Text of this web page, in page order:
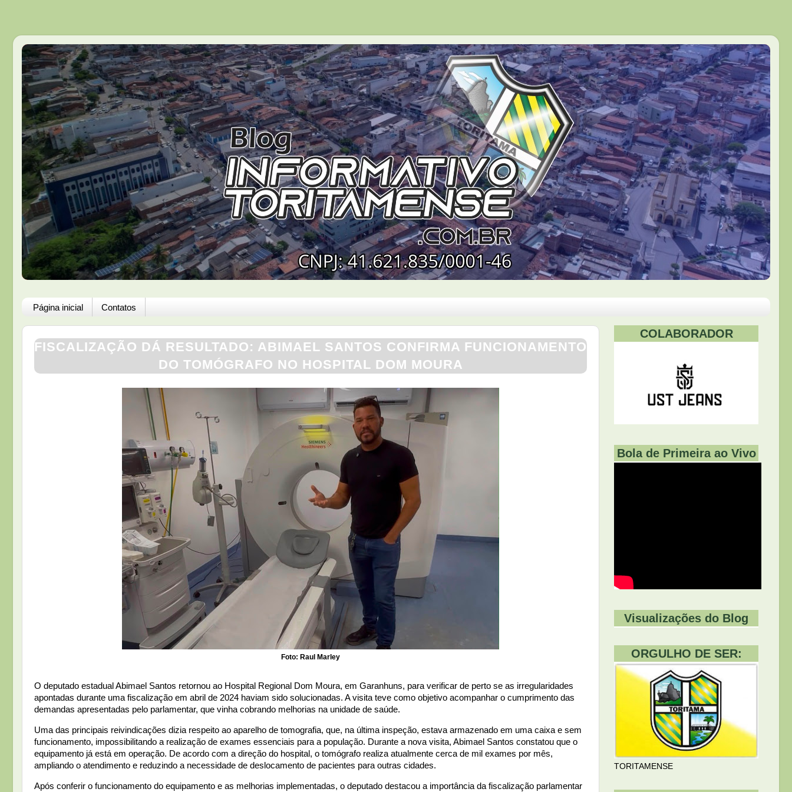
Página inicial Contatos
FISCALIZAÇÃO DÁ RESULTADO: ABIMAEL SANTOS CONFIRMA FUNCIONAMENTO
DO TOMÓGRAFO NO HOSPITAL DOM MOURA
Foto: Raul Marley
O deputado estadual Abimael Santos retornou ao Hospital Regional Dom Moura, em Garanhuns, para verificar de perto se as irregularidades
apontadas durante uma fiscalização em abril de 2024 haviam sido solucionadas. A visita teve como objetivo acompanhar o cumprimento das
demandas apresentadas pelo parlamentar, que vinha cobrando melhorias na unidade de saúde.
Uma das principais reivindicações dizia respeito ao aparelho de tomografia, que, na última inspeção, estava armazenado em uma caixa e sem
funcionamento, impossibilitando a realização de exames essenciais para a população. Durante a nova visita, Abimael Santos constatou que o
equipamento já está em operação. De acordo com a direção do hospital, o tomógrafo realiza atualmente cerca de mil exames por mês,
ampliando o atendimento e reduzindo a necessidade de deslocamento de pacientes para outras cidades.
Após conferir o funcionamento do equipamento e as melhorias implementadas, o deputado destacou a importância da fiscalização parlamentar
COLABORADOR
Bola de Primeira ao Vivo
Visualizações do Blog
ORGULHO DE SER:
TORITAMENSE